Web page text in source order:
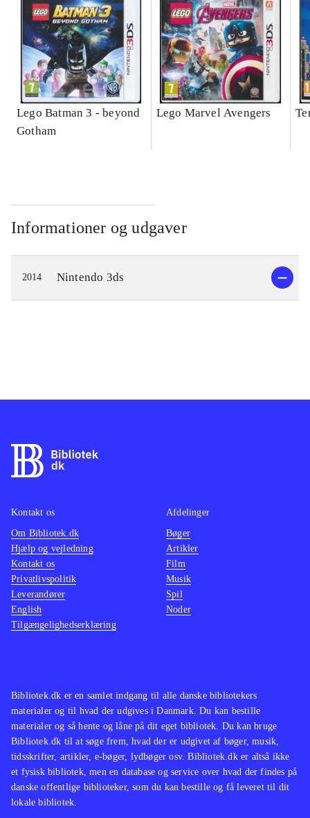
Lego Batman 3 - beyond
Gotham
Lego Marvel Avengers
Informationer og udgaver
2014 Nintendo 3ds
Bibliotek.dk er en samlet indgang til alle danske bibliotekers
materialer og til hvad der udgives i Danmark. Du kan bestille
materialer og så hente og låne på dit eget bibliotek. Du kan bruge
Bibliotek.dk til at søge frem, hvad der er udgivet af bøger, musik,
tidsskrifter, artikler, e-bøger, lydbøger osv. Bibliotek.dk er altså ikke
et fysisk bibliotek, men en database og service over hvad der findes på
danske offentlige biblioteker, som du kan bestille og få leveret til dit
lokale bibliotek.
Kontakt os
Om Bibliotek.dk
Hjælp og vejledning
Kontakt os
Privatlivspolitik
Leverandører
English
Tilgængelighedserklæring
Afdelinger
Bøger
Artikler
Film
Musik
Spil
Noder